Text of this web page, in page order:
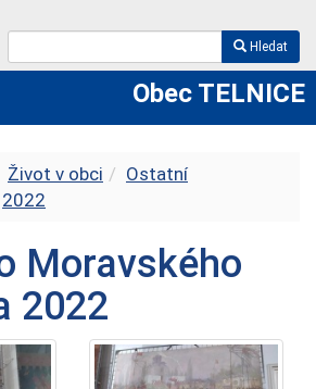
Hledat
Obec TELNICE
Život v obci
Ostatní
2022
Moravského
2022